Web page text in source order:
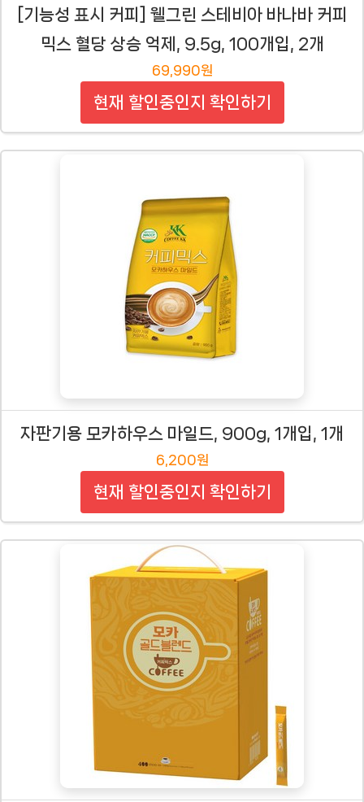
[기능성 표시 커피] 웰그린 스테비아 바나바 커피
믹스 혈당 상승 억제, 9.5g, 100개입, 2개
69,990원
현재 할인중인지 확인하기
자판기용 모카하우스 마일드, 900g, 1개입, 1개
6,200원
현재 할인중인지 확인하기